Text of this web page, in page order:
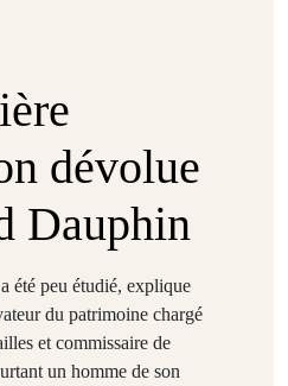
dévolue
Dauphin
été peu étudié, explique
du patrimoine chargé
et commissaire de
un homme de son